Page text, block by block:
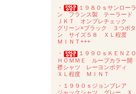
・
１９８０ｓサンローラ
ン フランス製 テーラード
ＪＫＴ オンブレチェック
グリーン×ブラック ３つボタ
ン サイズ５８ ＸＬ程度
ＭＩＮＴ+++
・
１９９０ｓＫＥＮＺＯ
ＨＯＭＭＥ ループカラー開
襟シャツ レーヨンボディ
ＸＬ程度 ＭＩＮＴ
・１９９０ｓジョンブレア
ジャックシャツ グレー Ｘ